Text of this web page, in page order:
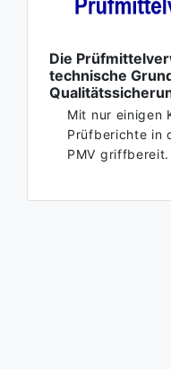
Die
technische
Mit nur einigen
Prüfberichte in
PMV griffbereit.